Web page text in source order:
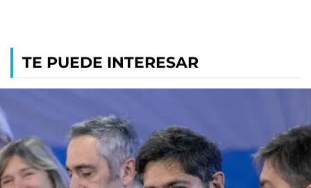
TE PUEDE INTERESAR